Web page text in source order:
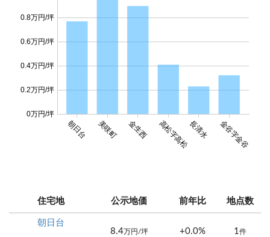
朝日台 美咲町 金生西 高松字高松長清水 金谷字金谷
0万円/坪
0.2万円/坪
0.4万円/坪
0.6万円/坪
0.8万円/坪
住宅地 公示地価 前年比 地点数
朝日台
8.4万円/坪 +0.0% 1件